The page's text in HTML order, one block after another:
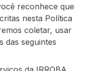
reconhece que
nesta Política
coletar, usar
das seguintes